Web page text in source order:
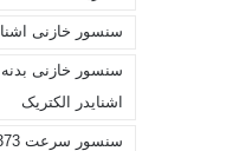
سنسور خازنی
اشنایدر الکتریک
سنسور سرعت XSAV11373 اشنایدر الکتریک